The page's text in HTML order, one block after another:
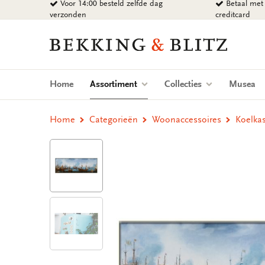
naar
Voor 14:00 besteld zelfde dag
verzonden
Betaal
creditcard
Bekking
Blitz
Uitgevers
Home Assortiment (current)Collecties Musea
Home Categorieën Woonaccessoires